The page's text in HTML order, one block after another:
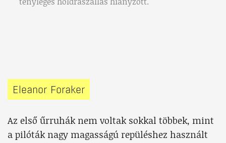
Eleanor Foraker
Az első űrruhák nem voltak sokkal többek, mint
a pilóták nagy magasságú repüléshez használt